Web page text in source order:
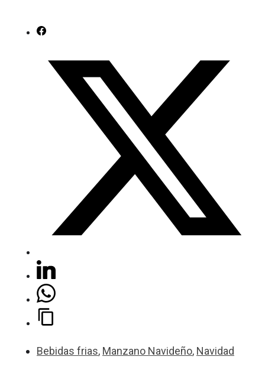
Bebidas frias, Manzano Navideño, Navidad